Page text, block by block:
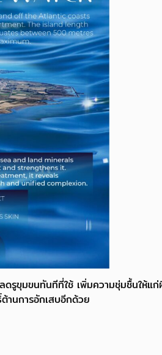
ดรูขุมขนทันทีที่ใช้ เพิ่มความชุ่มชื้นให้
นการอักเสบอีกด้วย